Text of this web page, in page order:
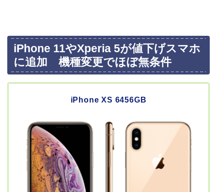
iPhone 11やXperia 5が値下げスマホ
に追加 機種変更でほぼ無条件
iPhone XS 6456GB